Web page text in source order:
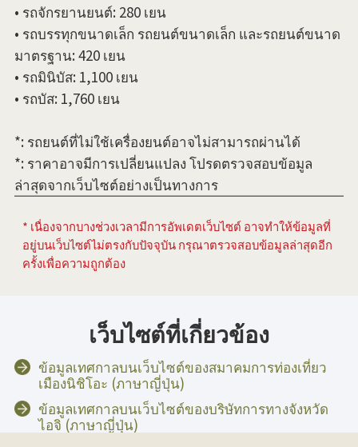
• รถจักรยานยนต์: 280 เยน
• รถบรรทุกขนาดเล็ก รถยนต์ขนาดเล็ก และรถยนต์ขนาด
มาตรฐาน: 420 เยน
• รถมินิบัส: 1,100 เยน
• รถบัส: 1,760 เยน
*: รถยนต์ที่ไม่ใช้เครื่องยนต์อาจไม่สามารถผ่านได้
*: ราคาอาจมีการเปลี่ยนแปลง โปรดตรวจสอบข้อมูล
ล่าสุดจากเว็บไซต์อย่างเป็นทางการ
* เนื่องจากบางช่วงเวลามีการอัพเดตเว็บไซต์ อาจทำให้ข้อมูลที่
อยู่บนเว็บไซต์ไม่ตรงกับปัจจุบัน กรุณาตรวจสอบข้อมูลล่าสุดอีก
ครั้งเพื่อความถูกต้อง
เว็บไซต์ที่เกี่ยวข้อง
ข้อมูลเทศกาลบนเว็บไซต์ของสมาคมการท่องเที่ยว
เมืองนิชิโอะ (ภาษาญี่ปุ่น)
ข้อมูลเทศกาลบนเว็บไซต์ของบริษัทการทางจังหวัด
ไอจิ (ภาษาญี่ปุ่น)